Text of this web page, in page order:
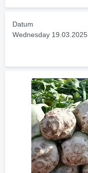
Datum
Wednesday 19.03.2025.